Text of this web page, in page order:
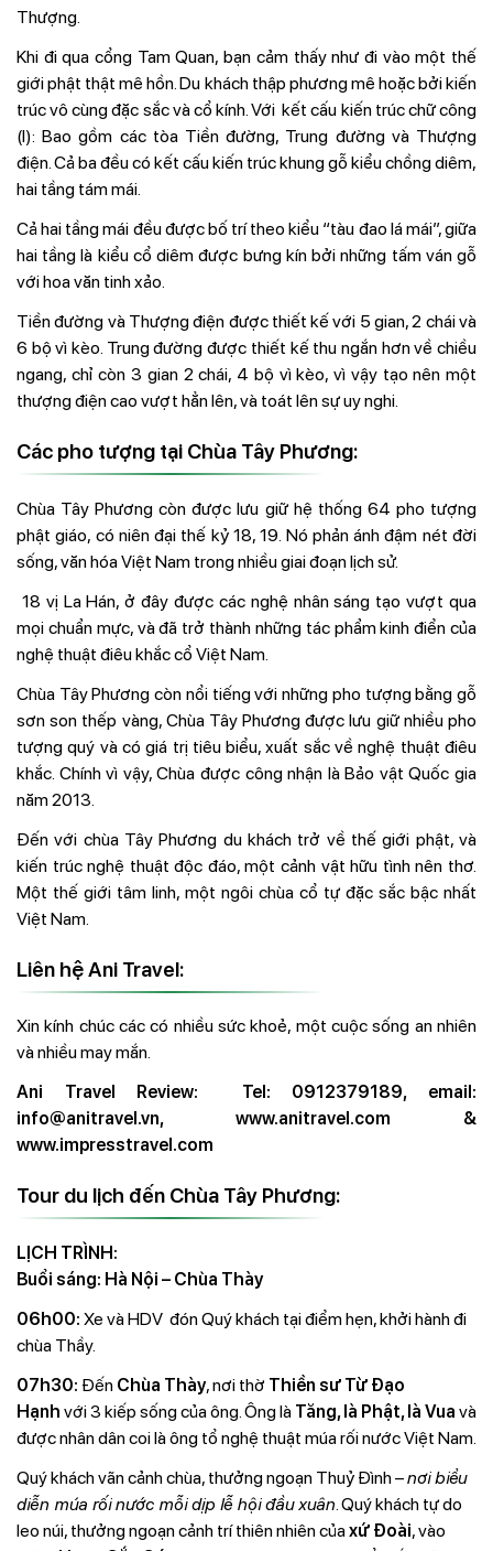
Thượng.
Khi đi qua cổng Tam Quan, bạn cảm thấy như đi vào một thế
giới phật thật mê hồn. Du khách thập phương mê hoặc bởi kiến
trúc vô cùng đặc sắc và cổ kính. Với kết cấu kiến trúc chữ công
(I): Bao gồm các tòa Tiền đường, Trung đường và Thượng
điện. Cả ba đều có kết cấu kiến trúc khung gỗ kiểu chồng diêm,
hai tầng tám mái.
Cả hai tầng mái đều được bố trí theo kiểu “tàu đao lá mái”, giữa
hai tầng là kiểu cổ diêm được bưng kín bởi những tấm ván gỗ
với hoa văn tinh xảo.
Tiền đường và Thượng điện được thiết kế với 5 gian, 2 chái và
6 bộ vì kèo. Trung đường được thiết kế thu ngắn hơn về chiều
ngang, chỉ còn 3 gian 2 chái, 4 bộ vì kèo, vì vậy tạo nên một
thượng điện cao vượt hẳn lên, và toát lên sự uy nghi.
Các pho tượng tại Chùa Tây Phương:
Chùa Tây Phương còn được lưu giữ hệ thống 64 pho tượng
phật giáo, có niên đại thế kỷ 18, 19. Nó phản ánh đậm nét đời
sống, văn hóa Việt Nam trong nhiều giai đoạn lịch sử.
18 vị La Hán, ở đây được các nghệ nhân sáng tạo vượt qua
mọi chuẩn mực, và đã trở thành những tác phẩm kinh điển của
nghệ thuật điêu khắc cổ Việt Nam.
Chùa Tây Phương còn nổi tiếng với những pho tượng bằng gỗ
sơn son thếp vàng, Chùa Tây Phương được lưu giữ nhiều pho
tượng quý và có giá trị tiêu biểu, xuất sắc về nghệ thuật điêu
khắc. Chính vì vậy, Chùa được công nhận là Bảo vật Quốc gia
năm 2013.
Đến với chùa Tây Phương du khách trở về thế giới phật, và
kiến trúc nghệ thuật độc đáo, một cảnh vật hữu tình nên thơ.
Một thế giới tâm linh, một ngôi chùa cổ tự đặc sắc bậc nhất
Việt Nam.
Liên hệ Ani Travel:
Xin kính chúc các có nhiều sức khoẻ, một cuộc sống an nhiên
và nhiều may mắn.
Ani Travel Review: Tel: 0912379189, email:
info@anitravel.vn, www.anitravel.com &
www.impresstravel.com
Tour du lịch đến Chùa Tây Phương:
LỊCH TRÌNH:
Buổi sáng: Hà Nội – Chùa Thày
06h00: Xe và HDV đón Quý khách tại điểm hẹn, khởi hành đi
chùa Thầy.
07h30: Đến Chùa Thày, nơi thờ Thiền sư Từ Ðạo
Hạnh với 3 kiếp sống của ông. Ông là Tăng, là Phật, là Vua và
được nhân dân coi là ông tổ nghệ thuật múa rối nước Việt Nam.
Quý khách vãn cảnh chùa, thưởng ngoạn Thuỷ Đình –nơi biểu
diễn múa rối nước mỗi dịp lễ hội đầu xuân . Quý khách tự do
leo núi, thưởng ngoạn cảnh trí thiên nhiên củaxứ Ðoài, vào